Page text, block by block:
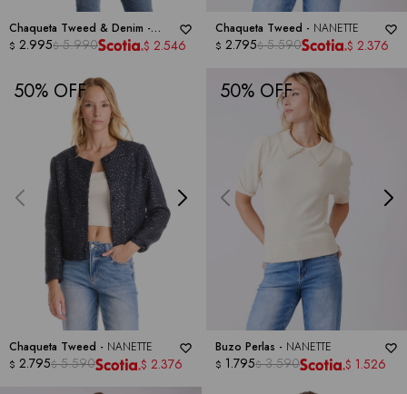
Chaqueta Tweed & Denim -
NANETTE
$ 2.995$ 5.990 $ 2.546
Chaqueta Tweed - NANETTE
$ 2.795$ 5.590 $ 2.376
50
Chaqueta Tweed - NANETTE
$ 2.795$ 5.590 $ 2.376
50
Buzo Perlas - NANETTE
$ 1.795$ 3.590 $ 1.526